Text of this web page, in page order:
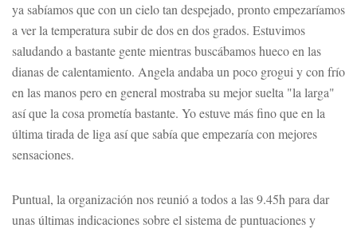
ya sabíamos que con un cielo tan despejado, pronto empezaríamos
a ver la temperatura subir de dos en dos grados. Estuvimos
saludando a bastante gente mientras buscábamos hueco en las
dianas de calentamiento. Angela andaba un poco grogui y con frío
en las manos pero en general mostraba su mejor suelta "la larga"
así que la cosa prometía bastante. Yo estuve más fino que en la
última tirada de liga así que sabía que empezaría con mejores
sensaciones.
Puntual, la organización nos reunió a todos a las 9.45h para dar
unas últimas indicaciones sobre el sistema de puntuaciones y